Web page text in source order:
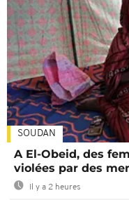
SOUDAN
A El-Obeid, des
violées par des
Il y a 2 heures